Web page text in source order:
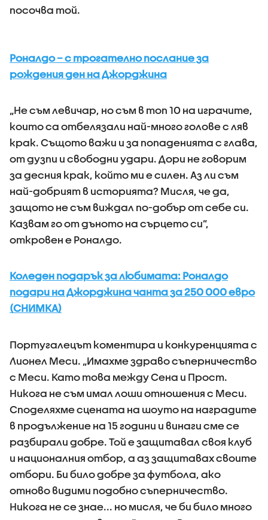
посочва той.
Роналдо – с трогателно послание за
рождения ден на Джорджина
„Не съм левичар, но съм в топ 10 на играчите,
които са отбелязали най-много голове с ляв
крак. Същото важи и за попаденията с глава,
от дузпи и свободни удари. Дори не говорим
за десния крак, който ми е силен. Аз ли съм
най-добрият в историята? Мисля, че да,
защото не съм виждал по-добър от себе си.
Казвам го от дъното на сърцето си”,
откровен е Роналдо.
Коледен подарък за любимата: Роналдо
подари на Джорджина чанта за 250 000 евро
(СНИМКА)
Португалецът коментира и конкуренцията с
Лионел Меси. „Имахме здраво съперничество
с Меси. Като това между Сена и Прост.
Никога не съм имал лоши отношения с Меси.
Споделяхме сцената на шоуто на наградите
в продължение на 15 години и винаги сме се
разбирали добре. Той е защитавал своя клуб
и националния отбор, а аз защитавах своите
отбори. Би било добре за футбола, ако
отново видими подобно съперничество.
Никога не се знае... но мисля, че би било много